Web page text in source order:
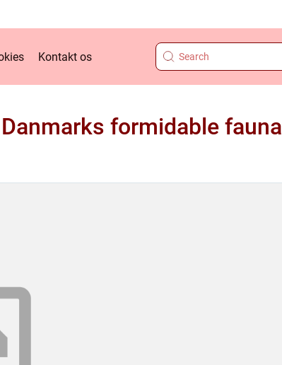
Kontakt os
formidable fauna